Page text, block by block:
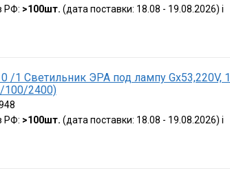
РФ: >100шт. (дата поставки: 18.08 - 19.08.2026) i
/1 Светильник ЭРА под лампу Gx53,220V,
100/2400)
РФ: >100шт. (дата поставки: 18.08 - 19.08.2026) i